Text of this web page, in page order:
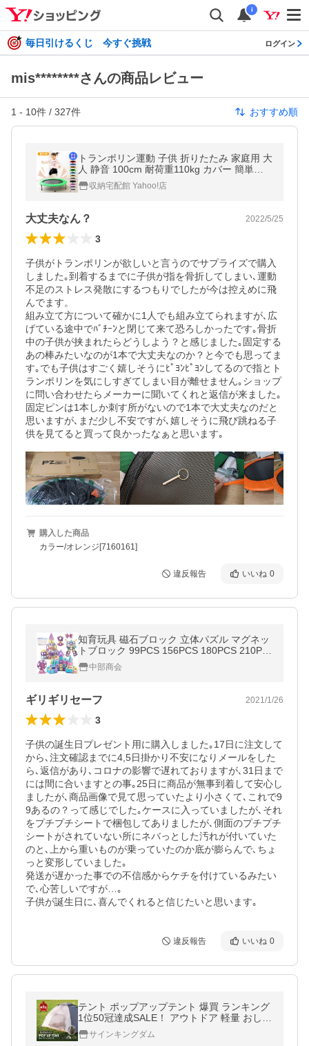
i
毎日引けるくじ 今すぐ挑戦 ログイン
mis********さんの商品レビュー
1 - 10件 / 327件 おすすめ順
トランポリン運動 子供 折りたたみ 家庭用 大
人 静音 100cm 耐荷重110kg カバー 簡単組
立 おもちゃ こども 子ども キッズ スポーツ
ダイエット トレーニング
収納宅配館 Yahoo!店
大丈夫なん？ 2022/5/25
3
子供がトランポリンが欲しいと言うのでサプライズで購入
しました｡到着するまでに子供が指を骨折してしまい､運動
不足のストレス発散にするつもりでしたが今は控えめに飛
んでます。
組み立て方について確かに1人でも組み立てられますが､広
げている途中でﾊﾞﾁｰﾝと閉じて来て恐ろしかったです｡骨折
中の子供が挟まれたらどうしよう？と感じました｡固定する
あの棒みたいなのが1本で大丈夫なのか？と今でも思ってま
す｡でも子供はすごく嬉しそうにﾋﾟﾖﾝﾋﾟﾖﾝしてるので指とト
ランポリンを気にしすぎてしまい目が離せません｡ショップ
に問い合わせたらメーカーに聞いてくれと返信が来ました｡
固定ピンは1本しか刺す所がないので1本で大丈夫なのだと
思いますが､まだ少し不安ですが､嬉しそうに飛び跳ねる子
供を見てると買って良かったなぁと思います｡
購入した商品
カラー/オレンジ[7160161]
違反報告 いいね 0
知育玩具 磁石ブロック 立体パズル マグネッ
トブロック 99PCS 156PCS 180PCS 210PC
S マカロン色 幼児 保育園 小学生 贈り物 誕
生日 クリスマスプレゼント
中部商会
ギリギリセーフ 2021/1/26
3
子供の誕生日プレゼント用に購入しました｡17日に注文して
から､注文確認までに4,5日掛かり不安になりメールをした
ら､返信があり､コロナの影響で遅れておりますが､31日まで
には間に合いますとの事｡25日に商品が無事到着して安心し
ましたが､商品画像で見て思っていたより小さくて､これで9
9あるの？って感じでした｡ケースに入っていましたが､それ
をプチプチシートで梱包してありましたが､側面のプチプチ
シートがされていない所にネバっとした汚れが付いていた
のと､上から重いものが乗っていたのか底が膨らんで､ちょ
っと変形していました｡
発送が遅かった事での不信感からケチを付けているみたい
で､心苦しいですが…｡
子供が誕生日に､喜んでくれると信じたいと思います｡
違反報告 いいね 0
テント ポップアップテント 爆買 ランキング
1位50冠達成SALE！ アウトドア 軽量 おしゃ
れ 公園 花見 1人用 2人 3人用 キャンプ 紫外
線対策 ファミリー 横幅200cm
サインキングダム